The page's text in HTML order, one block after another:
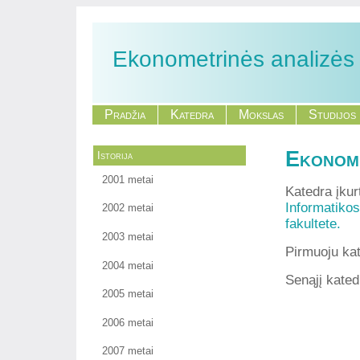
Ekonometrinės
Pradžia Katedra Mokslas Studijos
Istorija
2001 metai
2002 metai
2003 metai
2004 metai
2005 metai
2006 metai
2007 metai
Katedra
Informatikos
fakultete.
Pirmuoju
Senąjį